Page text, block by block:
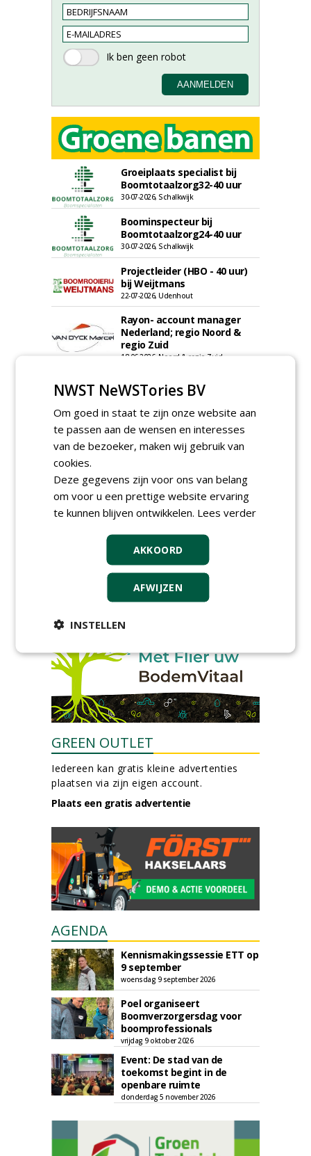
Groeiplaats specialist bij
Boomtotaalzorg32-40 uur
30-07-2026, Schalkwijk
Boominspecteur bij
Boomtotaalzorg24-40 uur
30-07-2026, Schalkwijk
Projectleider (HBO - 40 uur)
bij Weijtmans
22-07-2026, Udenhout
Rayon- account manager
Nederland; regio Noord &
regio Zuid
18-06-2026, Noord & regio Zuid
ETW bij Weijtmans
Proefveldmedewerker/
Chauffeur
landbouwmachines bij DSV
06-08-2026, Ven-Zelderheide
Kasmedewerker (fulltime) bij
DSV zaden Nederland B.V.
06-08-2026, Ven-Zelderheide
magazijnmedewerker
(fulltime) bij DSV zaden
06-08-2026, Ven Zelderheide
GREEN OUTLET
Iedereen kan gratis kleine advertenties
plaatsen via zijn eigen account.
Plaats een gratis advertentie
AGENDA
Kennismakingssessie ETT op
9 september
woensdag 9 september 2026
Poel organiseert
Boomverzorgersdag voor
boomprofessionals
vrijdag 9 oktober 2026
Event: De stad van de
toekomst begint in de
openbare ruimte
donderdag 5 november 2026
NWST NeWSTories BV
Om goed in staat te zijn onze website aan
te passen aan de wensen en interesses
van de bezoeker, maken wij gebruik van
cookies.
Deze gegevens zijn voor ons van belang
om voor u een prettige website ervaring
te kunnen blijven ontwikkelen. Lees verder
AKKOORD
AFWIJZEN
INSTELLEN